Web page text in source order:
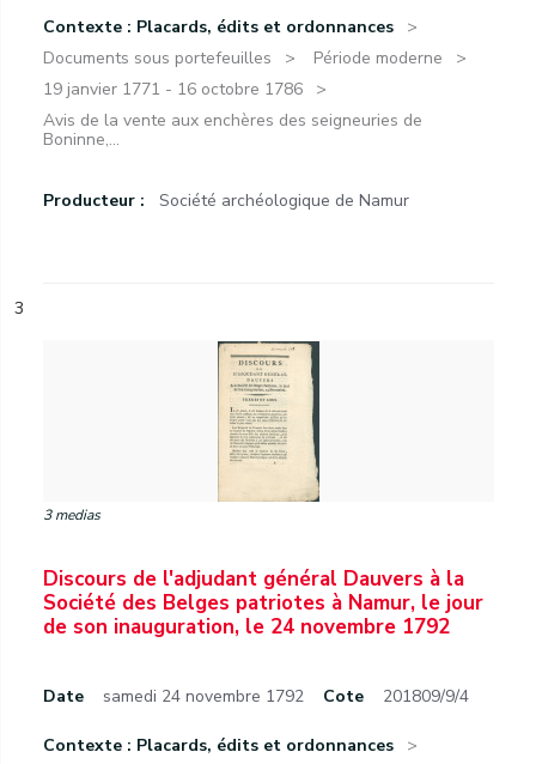
Contexte : Placards, édits et ordonnances
Documents sous portefeuilles
Période moderne
19 janvier 1771 - 16 octobre 1786
Avis de la vente aux enchères des seigneuries de
Boninne,...
Producteur : Société archéologique de Namur
3
3 medias
Discours de l'adjudant général Dauvers à la
Société des Belges patriotes à Namur, le jour
de son inauguration, le 24 novembre 1792
Date samedi 24 novembre 1792 Cote 201809/9/4
Contexte : Placards, édits et ordonnances